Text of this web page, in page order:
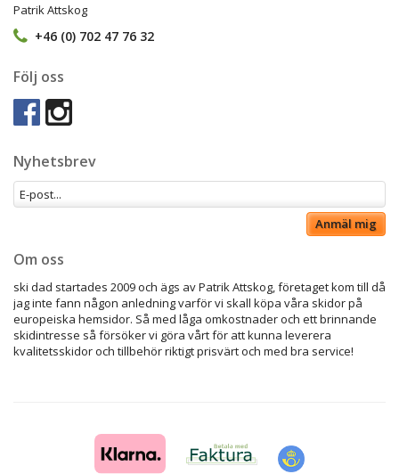
Patrik Attskog
+46 (0) 702 47 76 32
Följ oss
Nyhetsbrev
Anmäl mig
Om oss
ski dad startades 2009 och ägs av Patrik Attskog, företaget kom till då
jag inte fann någon anledning varför vi skall köpa våra skidor på
europeiska hemsidor. Så med låga omkostnader och ett brinnande
skidintresse så försöker vi göra vårt för att kunna leverera
kvalitetsskidor och tillbehör riktigt prisvärt och med bra service!